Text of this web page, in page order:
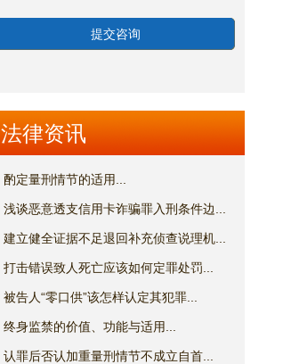
法律资讯
酌定量刑情节的适用...
浅谈恶意透支信用卡诈骗罪入刑条件边...
建立健全证据不足退回补充侦查说理机...
打击错误致人死亡应该如何定罪处罚...
被告人“零口供”该怎样认定其犯罪...
终身监禁的价值、功能与适用...
认罪后否认加重量刑情节不成立自首...